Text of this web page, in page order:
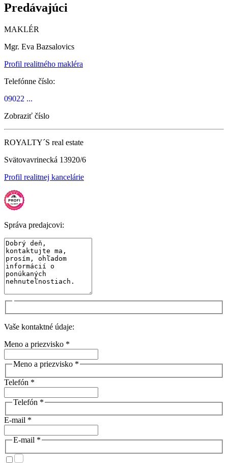
Predávajúci
MAKLÉR
Mgr. Eva Bazsalovics
Profil realitného makléra
Telefónne číslo:
09022 ...
Zobraziť číslo
ROYALTY´S real estate
Svätovavrinecká 13920/6
Profil realitnej kancelárie
Správa predajcovi:
Vaše kontaktné údaje:
Meno a priezvisko *
Meno a priezvisko *
Telefón *
Telefón *
E-mail *
E-mail *